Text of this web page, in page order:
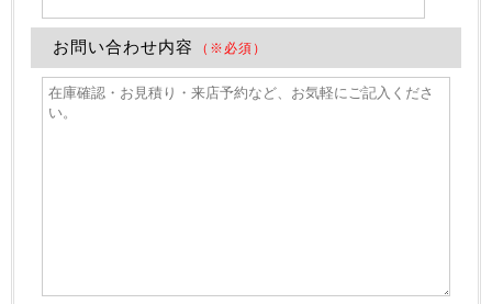
お問い合わせ内容 （※必須）